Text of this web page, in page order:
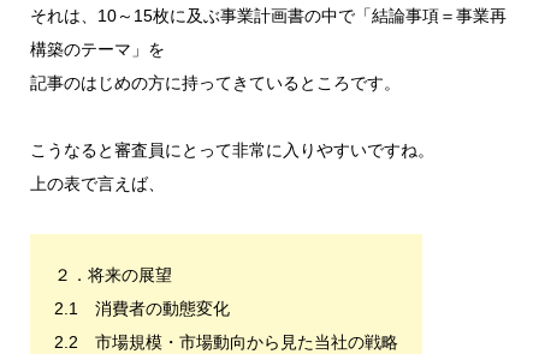
それは、10～15枚に及ぶ事業計画書の中で「結論事項＝事業再
構築のテーマ」を
記事のはじめの方に持ってきているところです。
こうなると審査員にとって非常に入りやすいですね。
上の表で言えば、
２．将来の展望
2.1 消費者の動態変化
2.2 市場規模・市場動向から見た当社の戦略